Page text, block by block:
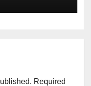
Required